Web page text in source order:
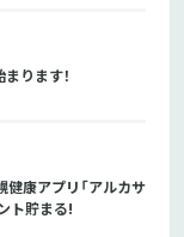
ります！
康アプリ「アルカサ
ト貯まる!